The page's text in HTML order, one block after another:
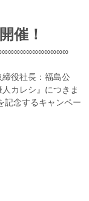
催！
役社長：福島公
カレシ』につきま
記念するキャンペー